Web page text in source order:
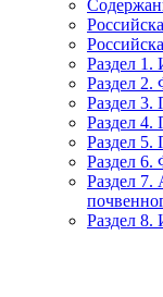
Раздел 1.
Раздел 2.
Раздел 3.
Раздел 4.
Раздел
Раздел
Раздел 7.
Раздел 8.